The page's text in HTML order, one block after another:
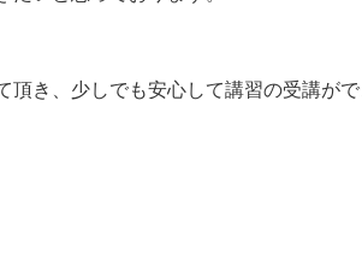
き、少しでも安心して講習の受講がで